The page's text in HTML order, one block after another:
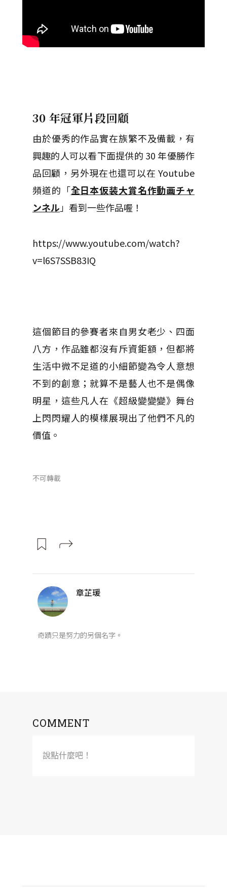
30 年冠軍片段回顧
由於優秀的作品實在族繁不及備載，有
興趣的人可以看下面提供的 30 年優勝作
品回顧，另外現在也還可以在 Youtube
頻道的「全日本仮装大賞名作動画チャ
ンネル 」看到一些作品喔！
https://www.youtube.com/watch?
v=l6S7SSB83IQ
這個節目的參賽者來自男女老少、四面
八方，作品雖都沒有斥資鉅額，但都將
生活中微不足道的小細節變為令人意想
不到的創意；就算不是藝人也不是偶像
明星，這些凡人在《超級變變變》舞台
上閃閃耀人的模樣展現出了他們不凡的
價值。
不可轉載
章芷瑗
奇蹟只是努力的另個名字。
COMMENT
說點什麼吧！